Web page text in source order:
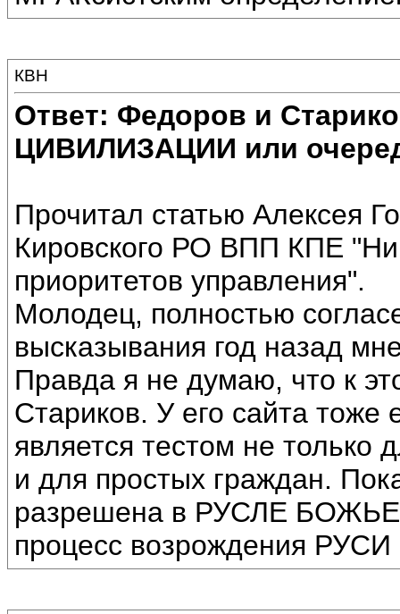
КВН
Ответ: Федоров и
ЦИВИЛИЗАЦИИ или
Прочитал статью Алексея
Кировского РО ВПП КПЕ
приоритетов управления".
Молодец, полностью
высказывания год назад
Правда я не думаю, что к
Стариков. У его сайта тоже
является тестом не только
и для простых граждан.
разрешена в РУСЛЕ
процесс возрождения РУСИ